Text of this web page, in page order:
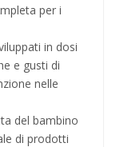
per i
in dosi
e gusti di
nelle
del bambino
di prodotti